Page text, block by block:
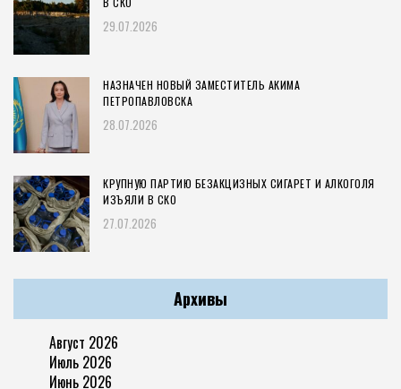
29.07.2026
НАЗНАЧЕН НОВЫЙ ЗАМЕСТИТЕЛЬ АКИМА
ПЕТРОПАВЛОВСКА
28.07.2026
КРУПНУЮ ПАРТИЮ БЕЗАКЦИЗНЫХ СИГАРЕТ И АЛКОГОЛЯ
ИЗЪЯЛИ В СКО
27.07.2026
Архивы
Август 2026
Июль 2026
Июнь 2026